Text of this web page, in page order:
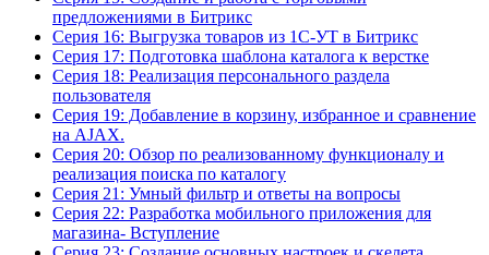
предложениями в Битрикс
Серия 16: Выгрузка товаров из 1С-УТ в Битрикс
Серия 17: Подготовка шаблона каталога к верстке
Серия 18: Реализация персонального раздела
пользователя
Серия 19: Добавление в корзину, избранное и сравнение
на AJAX.
Серия 20: Обзор по реализованному функционалу и
реализация поиска по каталогу
Серия 21: Умный фильтр и ответы на вопросы
Серия 22: Разработка мобильного приложения для
магазина- Вступление